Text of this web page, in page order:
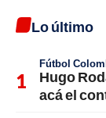
Lo último
Fútbol
Hugo
acá el